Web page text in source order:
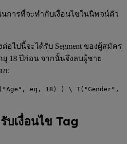
การที่จะทำกับเงื่อนไขในนิพจน์ตัว
อไปนี้จะได้รับ Segment ของผู้สมัคร
ยุ 18 ปีก่อน จากนั้นจึงลบผู้ชาย
ก:
eq, 18) ) \ T("Gender",
บเงื่อนไข Tag